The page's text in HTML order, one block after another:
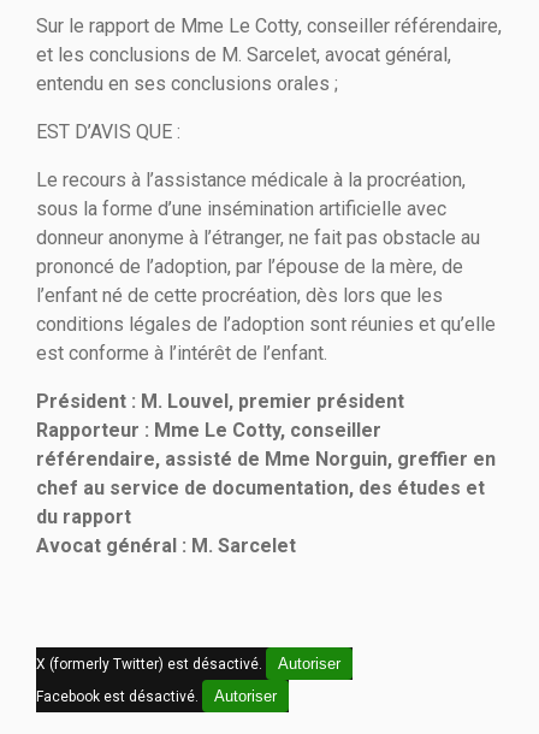
Sur le rapport de Mme Le Cotty, conseiller référendaire,
et les conclusions de M. Sarcelet, avocat général,
entendu en ses conclusions orales ;
EST D’AVIS QUE :
Le recours à l’assistance médicale à la procréation,
sous la forme d’une insémination artificielle avec
donneur anonyme à l’étranger, ne fait pas obstacle au
prononcé de l’adoption, par l’épouse de la mère, de
l’enfant né de cette procréation, dès lors que les
conditions légales de l’adoption sont réunies et qu’elle
est conforme à l’intérêt de l’enfant.
Président : M. Louvel, premier président
Rapporteur : Mme Le Cotty, conseiller
référendaire, assisté de Mme Norguin, greffier en
chef au service de documentation, des études et
du rapport
Avocat général : M. Sarcelet
X (formerly Twitter) est désactivé. Autoriser
Facebook est désactivé. Autoriser